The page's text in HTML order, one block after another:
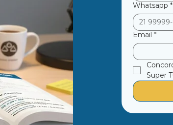
Whatsapp *
Email *
Super